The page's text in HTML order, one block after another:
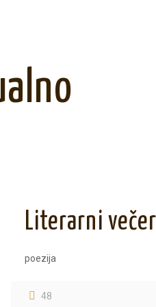
Literarni večer
poezija
48